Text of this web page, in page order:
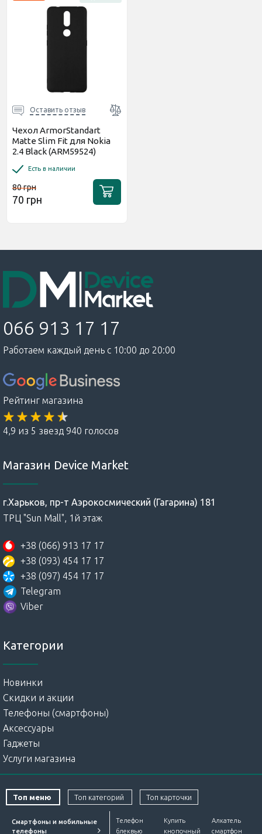
Оставить отзыв
Чехол ArmorStandart
Matte Slim Fit для Nokia
2.4 Black (ARM59524)
Есть в наличии
80 грн
70 грн
066 913 17 17
Работаем каждый день с 10:00 до 20:00
Рейтинг магазина
4,9 из 5 звезд 940 голосов
Магазин Device Market
г.Харьков, пр-т Аэрокосмический (Гагарина) 181
ТРЦ "Sun Mall", 1й этаж
+38 (066) 913 17 17
+38 (093) 454 17 17
+38 (097) 454 17 17
Telegram
Viber
Категории
Новинки
Скидки и акции
Телефоны (смартфоны)
Аксессуары
Гаджеты
Услуги магазина
Топ меню Топ категорий Топ карточки
Смартфоны и мобильные
телефоны
Телефон
блеквью
Купить
кнопочный
Алкатель
смартфон